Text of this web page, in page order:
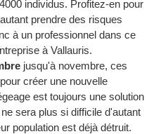
individus. Profitez-en pour
prendre des risques
à un professionnel dans ce
à Vallauris.
jusqu'à novembre, ces
créer une nouvelle
est toujours une solution
sera plus si difficile d'autant
population est déjà détruit.